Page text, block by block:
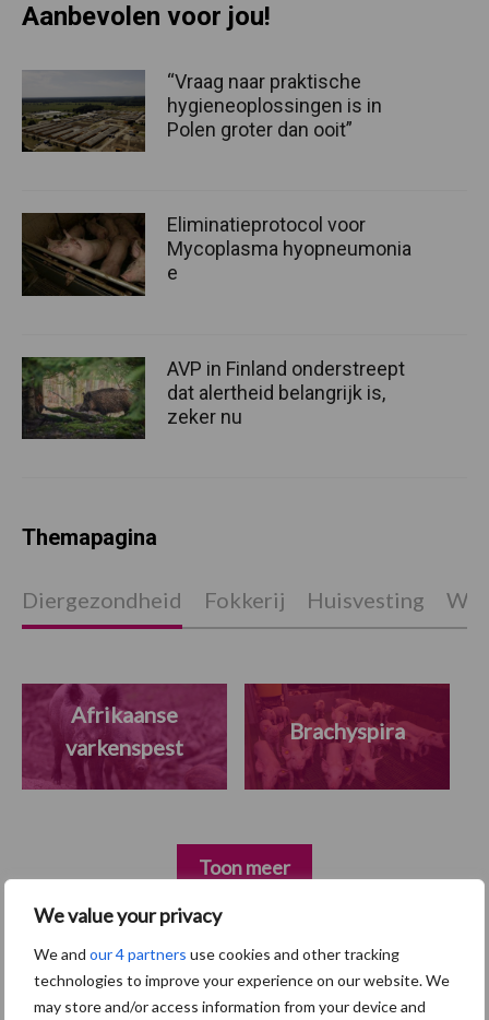
We value your privacy
We and our 4 partners use cookies and other tracking
technologies to improve your experience on our website. We
may store and/or access information from your device and
Primaire
Sidebar
Recent nieuws Partner nieuws
Aanbevolen voor jou!
“Vraag naar praktische
hygieneoplossingen is in
Polen groter dan ooit”
Eliminatieprotocol voor
Mycoplasma hyopneumonia
e
AVP in Finland onderstreept
dat alertheid belangrijk is,
zeker nu
Themapagina
Diergezondheid Fokkerij Huisvesting
Afrikaanse
varkenspest
Brachyspira
Toon meer